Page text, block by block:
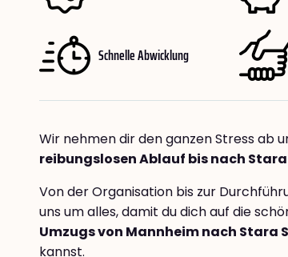
Schnelle Abwicklung
Wir nehmen dir den ganzen Stress ab
reibungslosen Ablauf bis nach
Von der Organisation bis zur
uns um alles, damit du dich auf die
Umzugs von Mannheim nach Stara
kannst.